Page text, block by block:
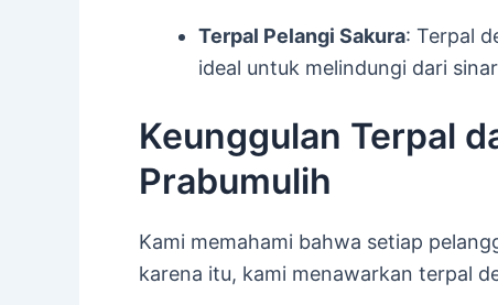
Terpal Pelangi Sakura: Terpal
ideal untuk melindungi dari
Keunggulan Terpal
Prabumulih
Kami memahami bahwa setiap
karena itu, kami menawarkan terpal